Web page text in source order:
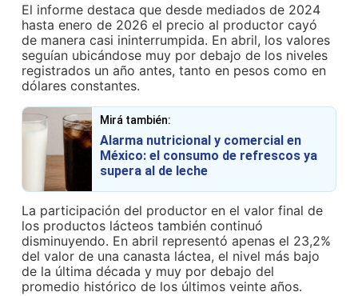
El informe destaca que desde mediados de 2024
hasta enero de 2026 el precio al productor cayó
de manera casi ininterrumpida. En abril, los valores
seguían ubicándose muy por debajo de los niveles
registrados un año antes, tanto en pesos como en
dólares constantes.
Mirá también:
Alarma nutricional y comercial en
México: el consumo de refrescos ya
supera al de leche
La participación del productor en el valor final de
los productos lácteos también continuó
disminuyendo. En abril representó apenas el 23,2%
del valor de una canasta láctea, el nivel más bajo
de la última década y muy por debajo del
promedio histórico de los últimos veinte años.